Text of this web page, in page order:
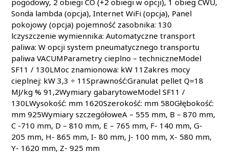
pogodowy, 2 obiegi CO (+2 obiegi w opcji), 1 obieg CWU,
Sonda lambda (opcja), Internet WiFi (opcja), Panel
pokojowy (opcja) pojemność zasobnika: 130
lczyszczenie wymiennika: Automatyczne transport
paliwa: W opcji system pneumatycznego transportu
paliwa VACUMParametry cieplno – techniczneModel
SF11 / 130LMoc znamionowa: kW 11Zakres mocy
cieplnej: kW 3,3 ÷ 11Sprawność:Granulat pellet Q=18
MJ/kg % 91,2Wymiary gabarytoweModel SF11 /
130LWysokość: mm 1620Szerokość: mm 580Głębokość:
mm 925Wymiary szczegółoweA – 555 mm, B – 870 mm,
C -710 mm, D – 810 mm, E – 765 mm, F- 140 mm, G-
205 mm, H- 865 mm, I- 80 mm, J- 100 mm, X- 580 mm,
Y- 1620 mm, Z- 925 mm